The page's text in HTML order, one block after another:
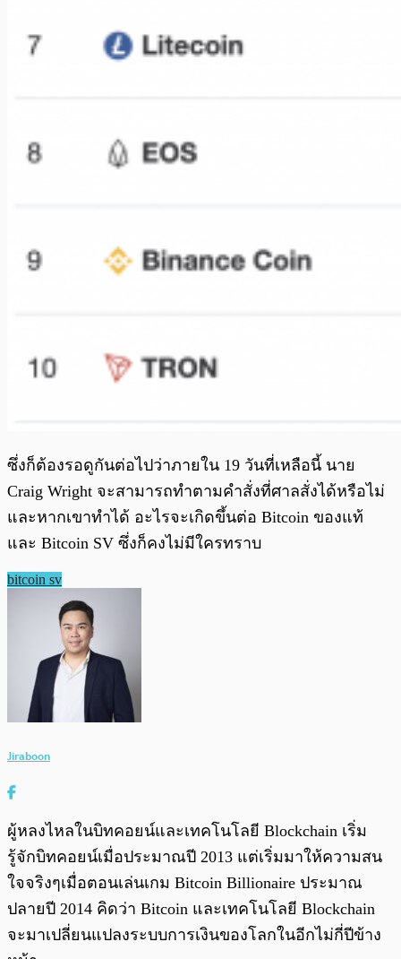
ซึ่งก็ต้องรอดูกันต่อไปว่าภายใน 19 วันที่เหลือนี้ นาย
Craig Wright จะสามารถทำตามคำสั่งที่ศาลสั่งได้หรือไม่
และหากเขาทำได้ อะไรจะเกิดขึ้นต่อ Bitcoin ของแท้
และ Bitcoin SV ซึ่งก็คงไม่มีใครทราบ
bitcoin sv
Jiraboon
ผู้หลงไหลในบิทคอยน์และเทคโนโลยี Blockchain เริ่ม
รู้จักบิทคอยน์เมื่อประมาณปี 2013 แต่เริ่มมาให้ความสน
ใจจริงๆเมื่อตอนเล่นเกม Bitcoin Billionaire ประมาณ
ปลายปี 2014 คิดว่า Bitcoin และเทคโนโลยี Blockchain
จะมาเปลี่ยนแปลงระบบการเงินของโลกในอีกไม่กี่ปีข้าง